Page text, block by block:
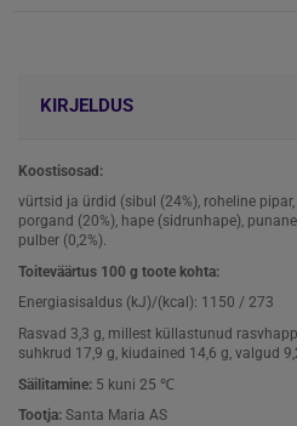
KIRJELDUS
Koostisosad:
vürtsid ja ürdid (sibul (24%), roheline
porgand (20%), hape (sidrunhape),
pulber (0,2%).
Toiteväärtus 100 g toote kohta:
Energiasisaldus (kJ)/(kcal): 1150 / 273
Rasvad 3,3 g, millest küllastunud
suhkrud 17,9 g, kiudained 14,6 g, valgud
Säilitamine: 5 kuni 25 ℃
Tootja: Santa Maria AS